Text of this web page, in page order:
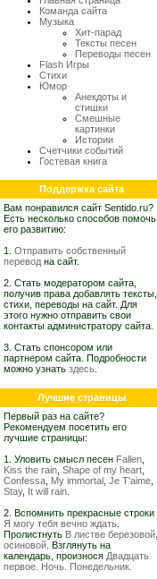
Команда сайта
Музыка
Хит-парад
Тексты песен
Переводы песен
Flash Игры
Стихи
Юмор
Анекдоты и
стишки
Смешные
картинки
Истории
Счетчики событий
Гостевая книга
Поддержка сайта
Вам понравился сайт Sentido.ru?
Есть несколько способов помочь
его развитию:
1. Отправить собственный
перевод на сайт.
2. Стать модератором сайта,
получив права добавлять тексты,
стихи, переводы на сайт. Для
этого нужно отправить свои
контакты администратору сайта.
3. Стать спонсором или
партнером сайта. Подробности
можно узнать здесь
Лучшие страницы
Первый раз на сайте?
Рекомендуем посетить его
лучшие страницы:
1. Уловить смысл песен Fallen
Kiss the rain Shape of my heart
Confessa My immortal Je T'aime
Stay, It will rain
2. Вспомнить прекрасные строки
Я могу тебя вечно ждать
Пролистнуть В листве березовой,
осиновой . Взглянуть на
календарь, произнося Двадцать
первое. Ночь. Понедельник.